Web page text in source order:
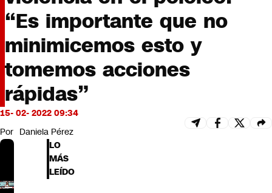
Servicios
Bits
CNN tiempo
Futuro 360
Opinión
“Es importante que no
minimicemos esto y
tomemos acciones
rápidas”
15- 02- 2022 09:34
Por Daniela Pérez
LO
MÁS
LEÍDO